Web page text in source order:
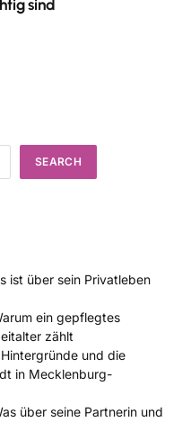
sind
SEARCH
ist über sein Privatleben
ein gepflegtes
zählt
und die
in Mecklenburg-
über seine Partnerin und